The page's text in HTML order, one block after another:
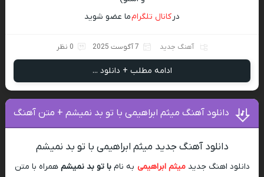
درکانال تلگرامما عضو شوید
آهنگ جدید 7 آگوست 2025 0 نظر
ادامه مطلب + دانلود ...
دانلود آهنگ میثم ابراهیمی با تو بد نمیشم + متن آهنگ
دانلود آهنگ جدید میثم ابراهیمی با تو بد نمیشم
دانلود اهنگ جدیدمیثم ابراهیمی به نامبا تو بد نمیشم همراه با متن